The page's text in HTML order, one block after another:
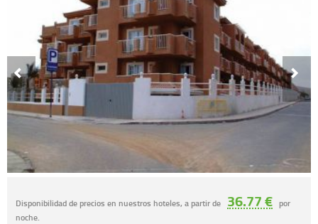
Disponibilidad de precios en nuestros hoteles, a partir de 36.77 € por
noche.